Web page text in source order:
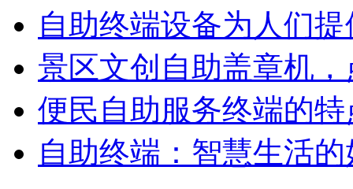
自助终端设备为人们
景区文创自助盖章机，
便民自助服务终端的特
自助终端：智慧生活